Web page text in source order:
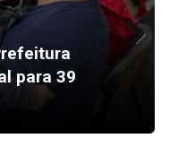
para 39